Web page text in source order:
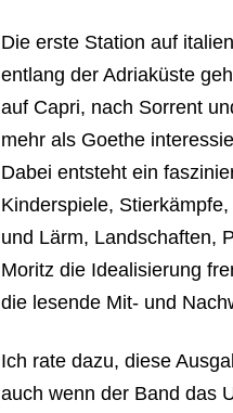
Die erste Station auf
entlang der Adriaküste
auf Capri, nach Sorrent
mehr als Goethe
Dabei entsteht ein
Kinderspiele,
und Lärm, Landschaften,
Moritz die Idealisierung
die lesende Mit- und
Ich rate dazu, diese
auch wenn der Band das